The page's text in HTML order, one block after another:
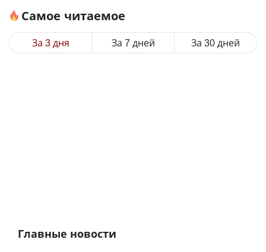
Самое читаемое
За 3 дня За 7 дней За 30 дней
Главные новости